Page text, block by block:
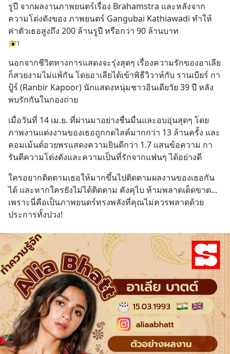
รูปี จากผลงานภาพยนตร์เรื่อง Brahamstra และหลังจาก
ความโด่งดังของ ภาพยนตร์ Gangubai Kathiawadi ทำให้
ค่าตัวเธอสูงถึง 200 ล้านรูปี หรือกว่า 90 ล้านบาท
1
นอกจากชีวิตทางการแสดงจะรุ่งสุดๆ เรื่องความรักของอาเลีย
ก็สวยงามไม่แพ้กัน โดยอาเลียได้เข้าพิธีวิวาห์กับ รานเบียร์ กา
ปู้ร์ (Ranbir Kapoor) นักแสดงหนุ่มชาวอินเดียวัย 39 ปี หลัง
พบรักกันในกองถ่าย
เมื่อวันที่ 14 เม.ย. ที่ผ่านมาอย่างชื่นมื่นและอบอุ่นสุดๆ โดย
ภาพงานแต่งงานของเธอถูกกดไลค์มากกว่า 13 ล้านครั้ง และ
คอมเม้นต์อวยพรแสดงความยินดีกว่า 1.7 แสนข้อความ กา
รันตีความโด่งดังและความเป็นที่รักจากแฟนๆ ได้อย่างดี
ใครอยากติดตามเธอให้มากขึ้นไปติดตามผลงานของเธอกัน
ได้ และหากใครยังไม่ได้ติดตาม คังคุไบ ห้ามพลาดเด็ดขาด...
เพราะนี่คือเป็นภาพยนตร์ทรงพลังที่คุณไม่ควรพลาดด้วย
ประการทั้งปวง!